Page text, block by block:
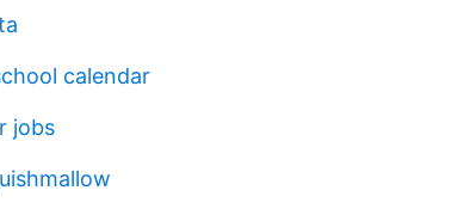
calendar
jobs